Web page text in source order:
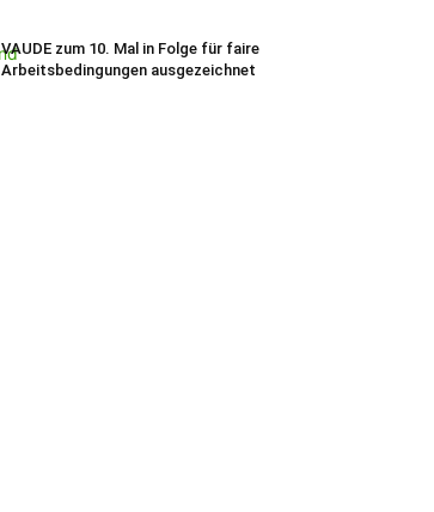
VAUDE zum 10. Mal in Folge für faire
Arbeitsbedingungen ausgezeichnet